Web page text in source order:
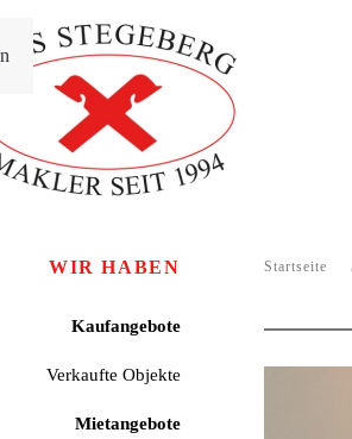
Startseite
WIR HABEN
Kaufangebote
Verkaufte Objekte
Mietangebote